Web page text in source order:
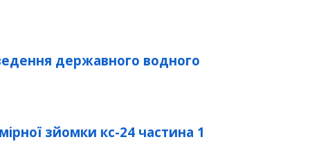
державного водного
зйомки кс-24 частина 1